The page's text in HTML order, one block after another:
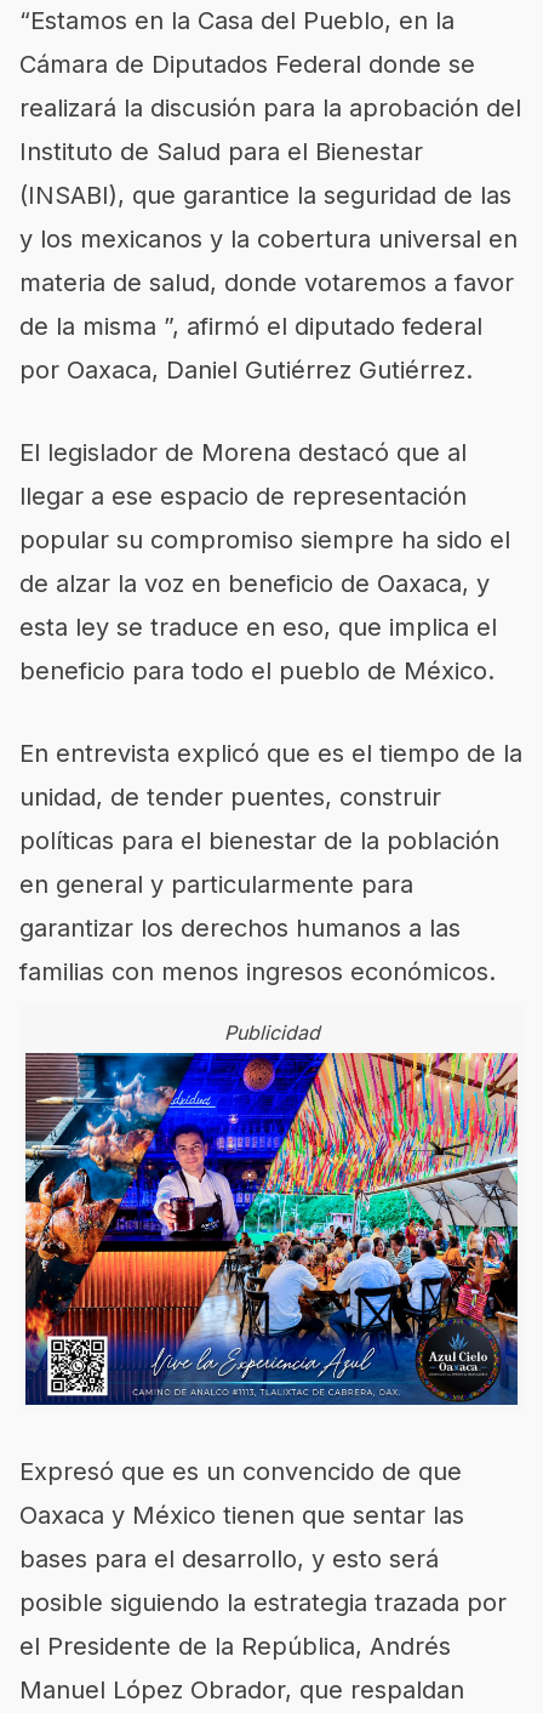
“Estamos en la Casa del Pueblo, en la
Cámara de Diputados Federal donde se
realizará la discusión para la aprobación del
Instituto de Salud para el Bienestar
(INSABI), que garantice la seguridad de las
y los mexicanos y la cobertura universal en
materia de salud, donde votaremos a favor
de la misma ”, afirmó el diputado federal
por Oaxaca, Daniel Gutiérrez Gutiérrez.
El legislador de Morena destacó que al
llegar a ese espacio de representación
popular su compromiso siempre ha sido el
de alzar la voz en beneficio de Oaxaca, y
esta ley se traduce en eso, que implica el
beneficio para todo el pueblo de México.
En entrevista explicó que es el tiempo de la
unidad, de tender puentes, construir
políticas para el bienestar de la población
en general y particularmente para
garantizar los derechos humanos a las
familias con menos ingresos económicos.
Publicidad
Expresó que es un convencido de que
Oaxaca y México tienen que sentar las
bases para el desarrollo, y esto será
posible siguiendo la estrategia trazada por
el Presidente de la República, Andrés
Manuel López Obrador, que respaldan